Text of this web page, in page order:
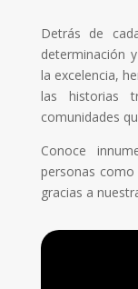
Detrás de
determinación
la excelencia,
las historias
comunidades
Conoce
personas
gracias a